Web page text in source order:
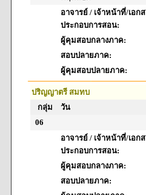
อาจารย์ / เจ้าหน้าที่/เอก
ประกอบการสอน:
ผู้คุมสอบกลางภาค:
สอบปลายภาค:
ผู้คุมสอบปลายภาค:
ปริญญาตรี สมทบ
กลุ่ม
วัน
06
อาจารย์ / เจ้าหน้าที่/เอก
ประกอบการสอน:
ผู้คุมสอบกลางภาค:
สอบปลายภาค: